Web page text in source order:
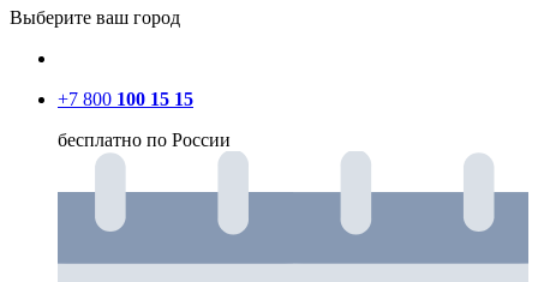
Выберите ваш город
+7 800 100 15 15
бесплатно по России